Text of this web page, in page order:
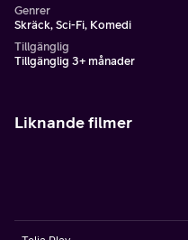
Genrer
Skräck, Sci-Fi, Komedi
Tillgänglig
Tillgänglig 3+ månader
Liknande filmer